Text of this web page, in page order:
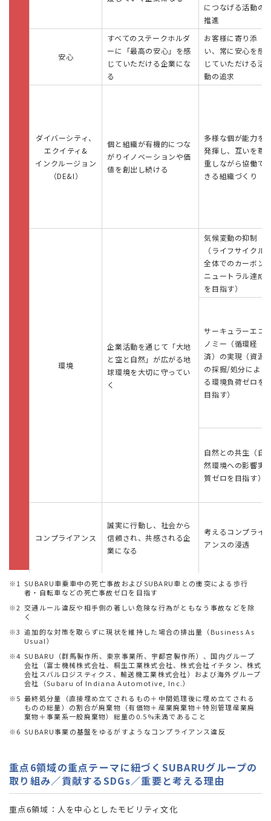
につなげる活動の
推進
安心
すべてのステークホルダ
ーに「最高の安心」を感
じていただける企業にな
る
お客様に寄り添
い、常に安心を感
じていただける活
動の追求
ダイバーシティ、
エクイティ&
インクルージョン
（DE&I）
個と組織が有機的につな
がりイノベーションや価
値を創出し続ける
多様な個が能力を
発揮し、互いを尊
重しながら協働で
きる組織づくり
環境
企業活動を通じて「大地
と空と自然」が広がる地
球環境を大切に守ってい
く
気候変動の抑制
（ライフサイクル
全体でのカーボン
ニュートラル達成
を目指す）
サーキュラーエコ
ノミー（循環経
済）の実現（資源
の採掘/処分によ
る環境負荷ゼロを
目指す）
自然との共生（自
然環境への影響実
質ゼロを目指す）
コンプライアンス
誠実に行動し、社会から
信頼され、共感される企
業になる
考えるコンプライ
アンスの浸透
※1 SUBARU車乗車中の死亡事故およびSUBARU車との衝突による歩行
者・自転車などの死亡事故ゼロを目指す
※2 交通ルール違反や相手側の著しい危険な行為がともなう事故などを除
く
※3 追加的な対策を取らずに現状を維持した場合の排出量（Business As
Usual）
※4 SUBARU（群馬製作所、東京事業所、宇都宮製作所）、国内グループ
会社（富士機械株式会社、桐生工業株式会社、株式会社イチタン、株式
会社スバルロジスティクス、輸送機工業株式会社）および海外グループ
会社（Subaru of Indiana Automotive, Inc.）
※5 最終処分量（直接埋め立てされるもの＋中間処理後に埋め立てされる
ものの総量）の割合が廃棄物（有価物＋産業廃棄物＋特別管理産業廃
棄物＋事業系一般廃棄物）総量の0.5%未満であること
※6 SUBARU事業の基盤をゆるがすようなコンプライアンス違反
重点6領域の重点テーマに紐づくSUBARUグループの
取り組み／貢献するSDGs／重要と考える理由
重点6領域：人を中心としたモビリティ文化